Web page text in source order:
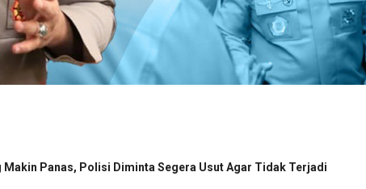
Panas, Polisi Diminta Segera Usut Agar Tidak Terjadi